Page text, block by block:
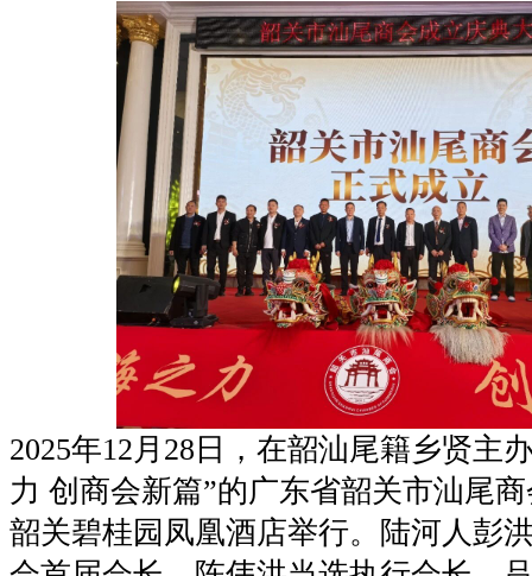
2025年12月28日，在韶汕尾籍乡贤主
力 创商会新篇”的广东省韶关市汕尾
韶关碧桂园凤凰酒店举行。陆河人彭